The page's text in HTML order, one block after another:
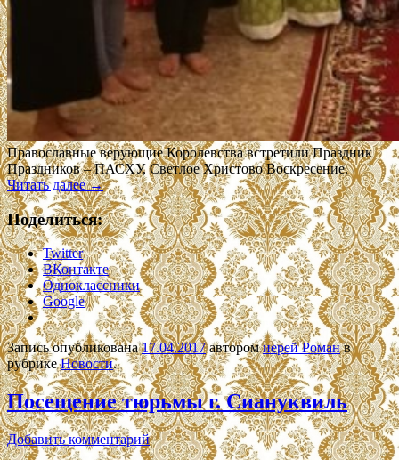
Православные верующие Королевства встретили Праздник
Праздников – ПАСХУ, Светлое Христово Воскресение.
Читать далее→
Поделиться:
Twitter
ВКонтакте
Одноклассники
Google
Запись опубликована17.04.2017авторомиерей Романв
рубрикеНовости.
Посещение тюрьмы г. Сиануквиль
Добавить комментарий